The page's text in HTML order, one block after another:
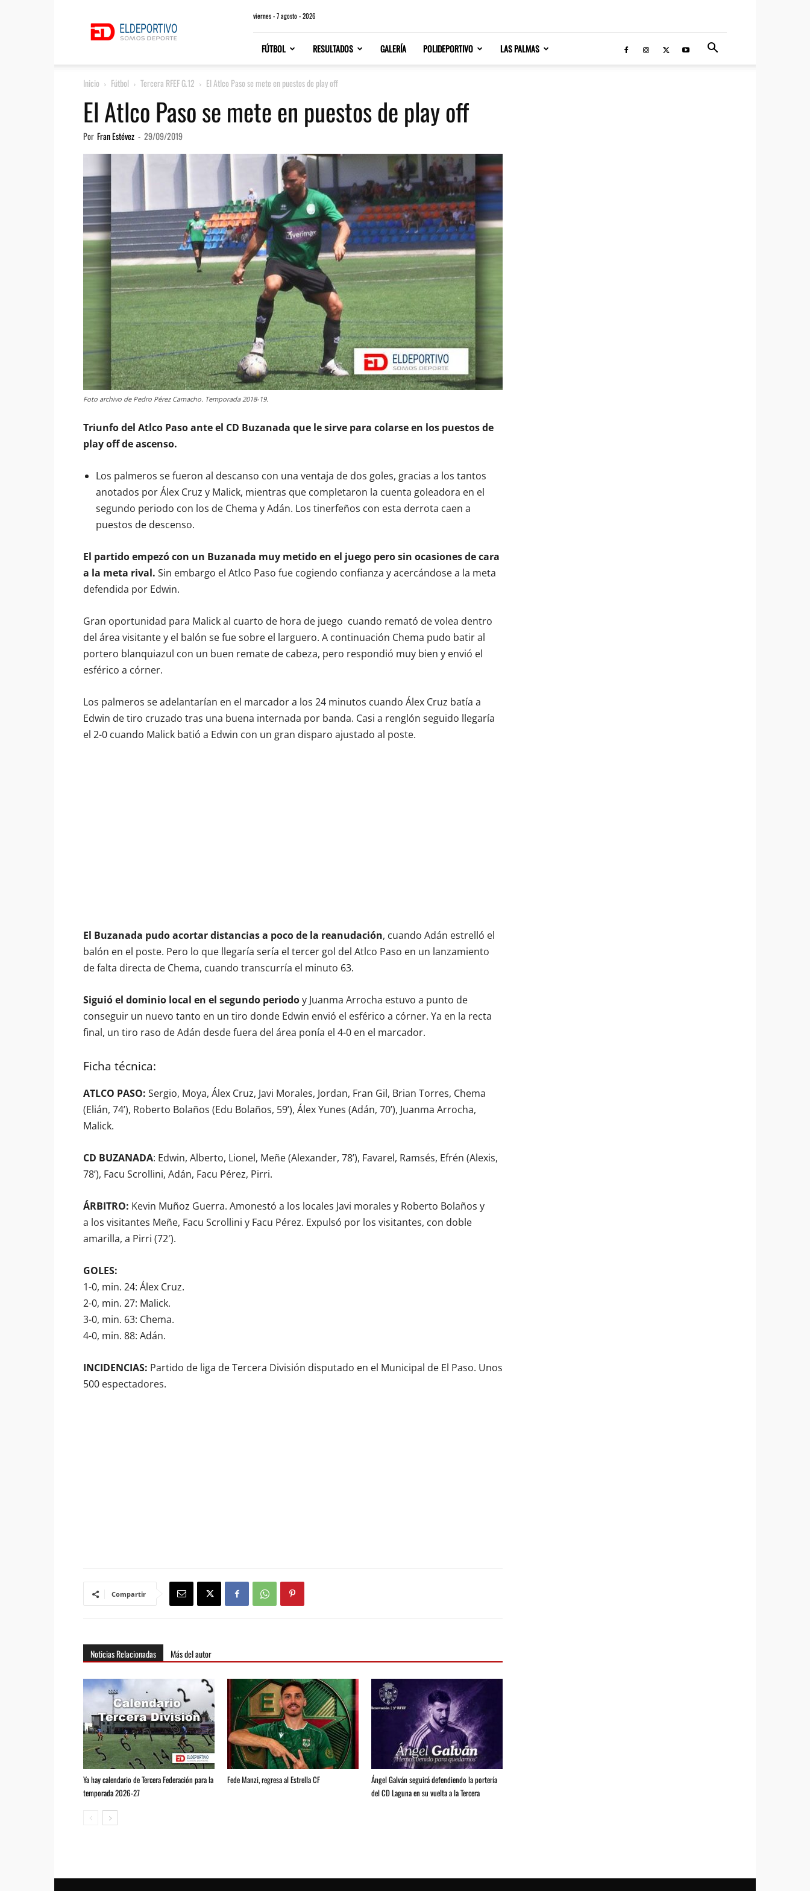
viernes - 7 agosto - 2026
FÚTBOL RESULTADOS GALERÍA POLIDEPORTIVO LAS PALMAS
Inicio Fútbol Tercera RFEF G.12 El Atlco Paso se mete en puestos de play off
El Atlco Paso se mete en puestos de play off
Por Fran Estévez - 29/09/2019
Foto archivo de Pedro Pérez Camacho. Temporada 2018-19.
Triunfo del Atlco Paso ante el CD Buzanada que le sirve para colarse en los puestos de
play off de ascenso.
Los palmeros se fueron al descanso con una ventaja de dos goles, gracias a los tantos
anotados por Álex Cruz y Malick, mientras que completaron la cuenta goleadora en el
segundo periodo con los de Chema y Adán. Los tinerfeños con esta derrota caen a
puestos de descenso.
El partido empezó con un Buzanada muy metido en el juego pero sin ocasiones de cara
a la meta rival. Sin embargo el Atlco Paso fue cogiendo confianza y acercándose a la meta
defendida por Edwin.
Gran oportunidad para Malick al cuarto de hora de juego cuando remató de volea dentro
del área visitante y el balón se fue sobre el larguero. A continuación Chema pudo batir al
portero blanquiazul con un buen remate de cabeza, pero respondió muy bien y envió el
esférico a córner.
Los palmeros se adelantarían en el marcador a los 24 minutos cuando Álex Cruz batía a
Edwin de tiro cruzado tras una buena internada por banda. Casi a renglón seguido llegaría
el 2-0 cuando Malick batió a Edwin con un gran disparo ajustado al poste.
El Buzanada pudo acortar distancias a poco de la reanudación, cuando Adán estrelló el
balón en el poste. Pero lo que llegaría sería el tercer gol del Atlco Paso en un lanzamiento
de falta directa de Chema, cuando transcurría el minuto 63.
Siguió el dominio local en el segundo periodoy Juanma Arrocha estuvo a punto de
conseguir un nuevo tanto en un tiro donde Edwin envió el esférico a córner. Ya en la recta
final, un tiro raso de Adán desde fuera del área ponía el 4-0 en el marcador.
Ficha técnica:
ATLCO PASO: Sergio, Moya, Álex Cruz, Javi Morales, Jordan, Fran Gil, Brian Torres, Chema
(Elián, 74’), Roberto Bolaños (Edu Bolaños, 59’), Álex Yunes (Adán, 70’), Juanma Arrocha,
Malick.
CD BUZANADA: Edwin, Alberto, Lionel, Meñe (Alexander, 78’), Favarel, Ramsés, Efrén (Alexis,
78’), Facu Scrollini, Adán, Facu Pérez, Pirri.
ÁRBITRO: Kevin Muñoz Guerra. Amonestó a los locales Javi morales y Roberto Bolaños y
a los visitantes Meñe, Facu Scrollini y Facu Pérez. Expulsó por los visitantes, con doble
amarilla, a Pirri (72′).
GOLES:
1-0, min. 24: Álex Cruz.
2-0, min. 27: Malick.
3-0, min. 63: Chema.
4-0, min. 88: Adán.
INCIDENCIAS: Partido de liga de Tercera División disputado en el Municipal de El Paso. Unos
500 espectadores.
Compartir
Noticias Relacionadas Más del autor
Ya hay calendario de Tercera Federación para la
temporada 2026-27
Fede Manzi, regresa al Estrella CF
Ángel Galván seguirá defendiendo la portería
del CD Laguna en su vuelta a la Tercera